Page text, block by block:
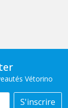
Vétorino
S'inscrire